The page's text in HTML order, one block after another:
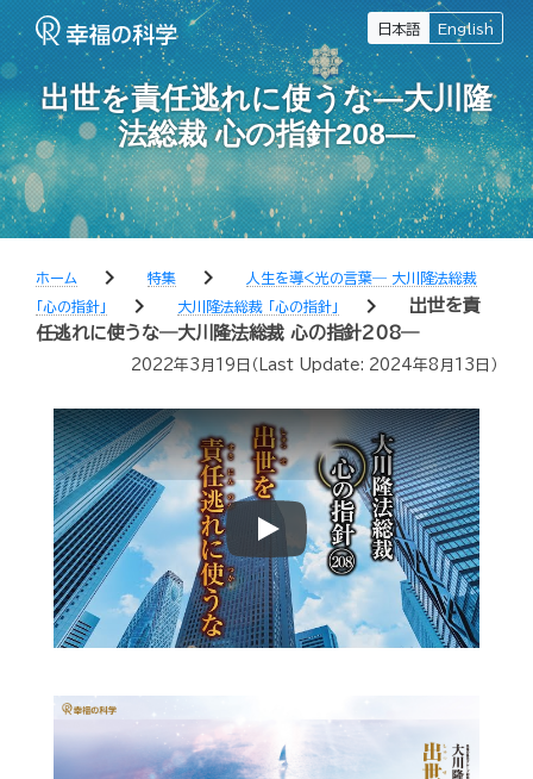
日本語 English
出世を責任逃れに使うな―大川隆
法総裁 心の指針208―
ホーム chevron_right 特集 chevron_right
人生を導く光の言葉― 大川隆法総裁
「心の指針」
chevron_right 大川隆法総裁 「心の指針」 chevron_right
出世を責
任逃れに使うな―大川隆法総裁 心の指針208―
2022年3月19日 （Last Update: 2024年8月13日 ）
Play